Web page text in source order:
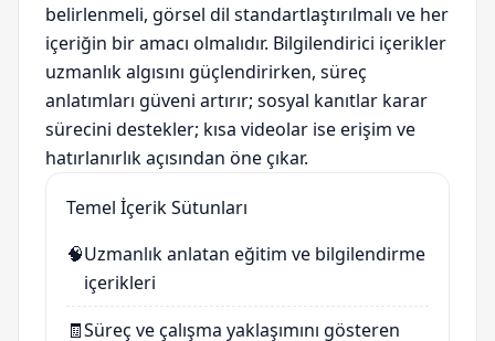
belirlenmeli, görsel dil standartlaştırılmalı ve her
içeriğin bir amacı olmalıdır. Bilgilendirici içerikler
uzmanlık algısını güçlendirirken, süreç
anlatımları güveni artırır; sosyal kanıtlar karar
sürecini destekler; kısa videolar ise erişim ve
hatırlanırlık açısından öne çıkar.
Temel İçerik Sütunları
🧠Uzmanlık anlatan eğitim ve bilgilendirme
içerikleri
🧾Süreç ve çalışma yaklaşımını gösteren